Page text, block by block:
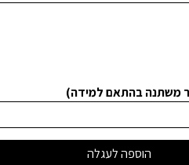
משתנה בהתאם למידה)
הוספה לעגלה